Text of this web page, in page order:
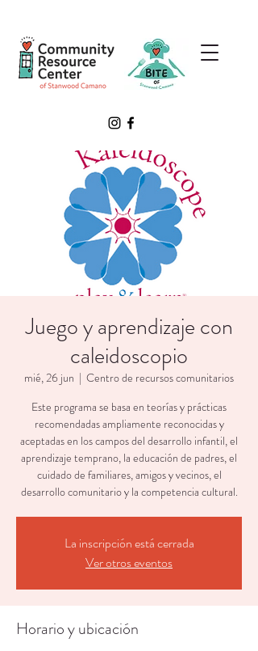
Juego y aprendizaje con
caleidoscopio
mié, 26 jun
  |
Centro de recursos comunitarios
Este programa se basa en teorías y prácticas
recomendadas ampliamente reconocidas y
aceptadas en los campos del desarrollo infantil, el
aprendizaje temprano, la educación de padres, el
cuidado de familiares, amigos y vecinos, el
desarrollo comunitario y la competencia cultural.
La inscripción está cerrada
Ver otros eventos
Horario y ubicación